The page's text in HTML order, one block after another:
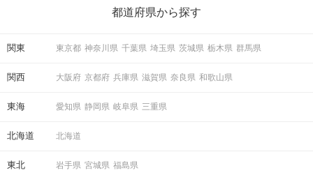
の楽しいことアイデアを集めました♪ いままさに楽しいことを探し
都道府県から探す
関東 東京都 神奈川県 千葉県 埼玉県 茨城県 栃木県 群馬県
関西 大阪府 京都府 兵庫県 滋賀県 奈良県 和歌山県
東海 愛知県 静岡県 岐阜県 三重県
北海道 北海道
東北 岩手県 宮城県 福島県